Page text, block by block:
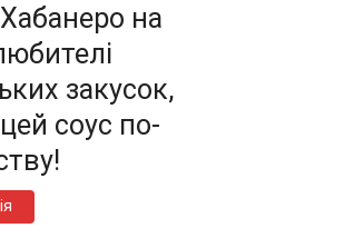
на
закусок,
соус по-